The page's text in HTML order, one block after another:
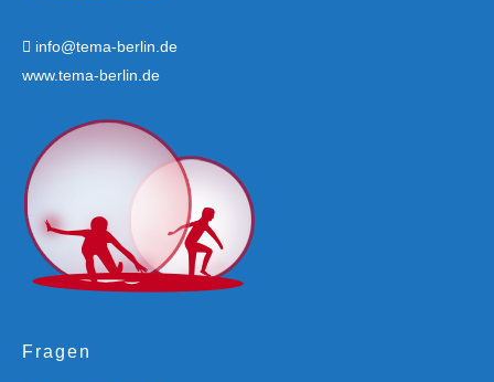
info@tema-berlin.de
www.tema-berlin.de
Fragen